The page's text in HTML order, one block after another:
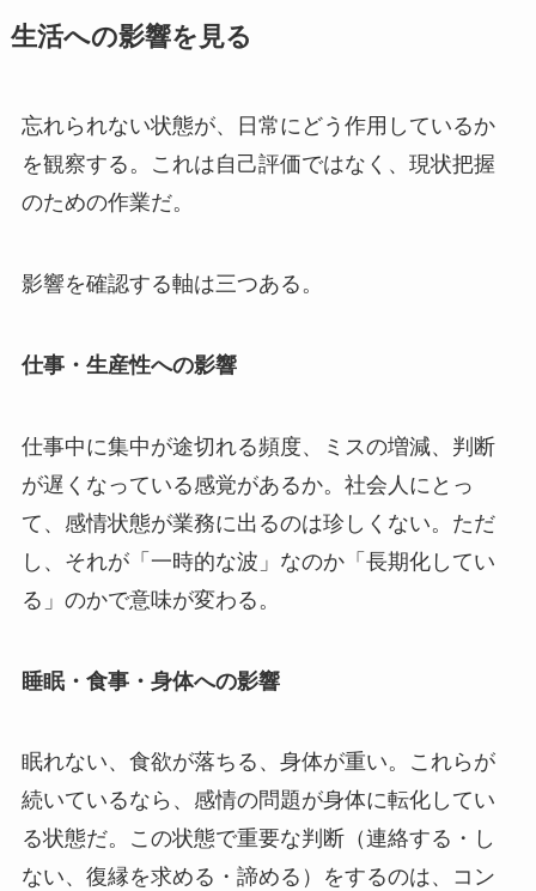
生活への影響を見る
忘れられない状態が、日常にどう作用しているか
を観察する。これは自己評価ではなく、現状把握
のための作業だ。
影響を確認する軸は三つある。
仕事・生産性への影響
仕事中に集中が途切れる頻度、ミスの増減、判断
が遅くなっている感覚があるか。社会人にとっ
て、感情状態が業務に出るのは珍しくない。ただ
し、それが「一時的な波」なのか「長期化してい
る」のかで意味が変わる。
睡眠・食事・身体への影響
眠れない、食欲が落ちる、身体が重い。これらが
続いているなら、感情の問題が身体に転化してい
る状態だ。この状態で重要な判断（連絡する・し
ない、復縁を求める・諦める）をするのは、コン